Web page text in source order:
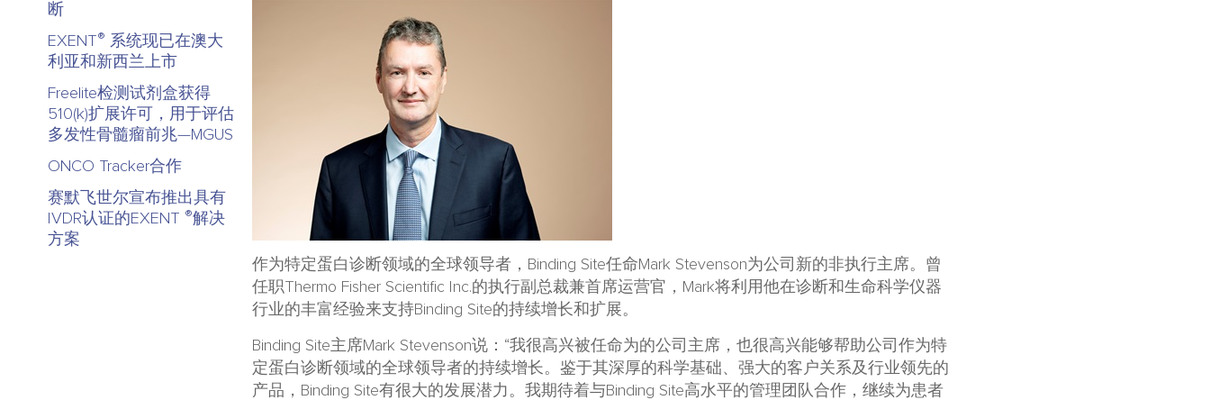
断
EXENT® 系统现已在澳大
利亚和新西兰上市
Freelite检测试剂盒获得
510(k)扩展许可，用于评估
多发性骨髓瘤前兆—MGUS
ONCO Tracker合作
赛默飞世尔宣布推出具有
IVDR认证的EXENT ®解决
方案
作为特定蛋白诊断领域的全球领导者，Binding Site任命Mark Stevenson为公司新的非执行主席。曾
任职Thermo Fisher Scientific Inc.的执行副总裁兼首席运营官，Mark将利用他在诊断和生命科学仪器
行业的丰富经验来支持Binding Site的持续增长和扩展。
Binding Site主席Mark Stevenson说：“我很高兴被任命为的公司主席，也很高兴能够帮助公司作为特
定蛋白诊断领域的全球领导者的持续增长。鉴于其深厚的科学基础、强大的客户关系及行业领先的
产品，Binding Site有很大的发展潜力。我期待着与Binding Site高水平的管理团队合作，继续为患者